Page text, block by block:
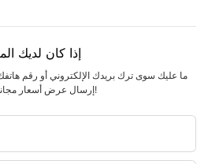
إذا كان لديك
ما عليك سوى ترك بريدك الإلكتروني أو رقم
إرسال عرض أسعار مجاني لمجموعتنا الواسعة من التصاميم!